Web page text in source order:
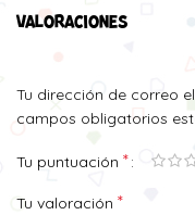
VALORACIONES
Tu dirección de correo
campos obligatorios
Tu puntuación *
Tu valoración *